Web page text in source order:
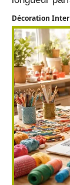
Décoration